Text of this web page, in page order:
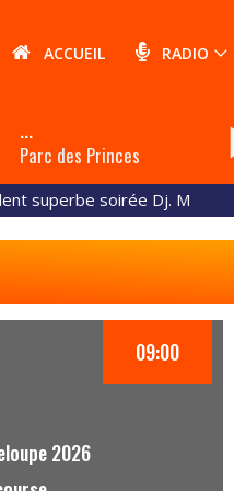
ACCUEIL RADIO
...
Parc des Princes
superbe soirée Dj. M
2026
09:00